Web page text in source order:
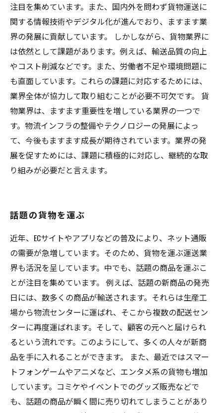
注目を集めています。また、国内外を問わず貨物運送に
関する情報技術やデジタル化が進んでおり、ますます業
界の発展に貢献しています。 しかしながら、貨物業界に
は依然として課題があります。例えば、輸送品質の向上
やコスト削減などです。また、労働者不足や環境問題に
も直面しています。これらの課題に対応するためには、
業界全体が協力して取り組むことが必要不可欠です。 貨
物業界は、ますます重要性を増している業界の一つで
す。物流インフラの整備やテクノロジーの発展によっ
て、今後もますます成長が期待されています。業界の発
展を促すためには、課題に積極的に対応し、継続的な取
り組みが必要だと言えます。
話題の貨物を運ぶ
近年、ECサイトやアプリなどの普及により、ネット通販
の需要が急増しています。そのため、貨物を運ぶ運送業
界も活況を呈しています。中でも、話題の商品を運ぶこ
とが注目を集めています。 例えば、話題の新商品の発売
日には、数多くの商品が輸送されます。それらは生産工
場から物流センターに運ばれ、そこから複数の配送セン
ターに再度運ばれます。そして、顧客の元へと届けられ
るという流れです。このようにして、多くの人々が新商
品を手に入れることができます。 また、最近ではスマー
トフォンゲームやアニメなど、エンタメ系の貨物も増加
しています。コミケやイベントでのグッズ販売などで
も、話題の商品が瞬く間に売り切れてしまうことがあり